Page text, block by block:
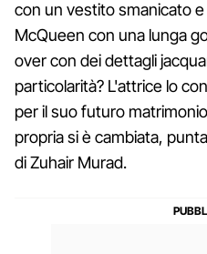
con un vestito smanicato
McQueen con una lunga
over con dei dettagli
particolarità? L'attrice lo
per il suo futuro
propria si è cambiata,
di Zuhair Murad.